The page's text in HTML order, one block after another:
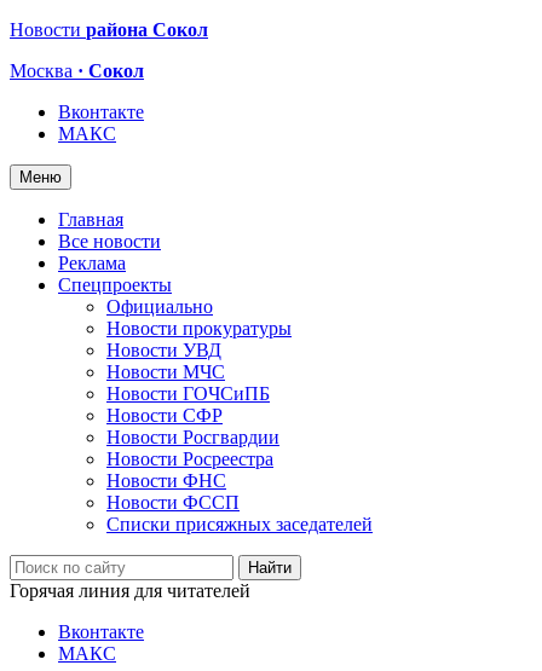
Новости района Сокол
Москва · Сокол
Вконтакте
МАКС
Меню
Главная
Все новости
Реклама
Спецпроекты
Официально
Новости прокуратуры
Новости УВД
Новости МЧС
Новости ГОЧСиПБ
Новости СФР
Новости Росгвардии
Новости Росреестра
Новости ФНС
Новости ФССП
Списки присяжных заседателей
Горячая линия для читателей
Вконтакте
МАКС